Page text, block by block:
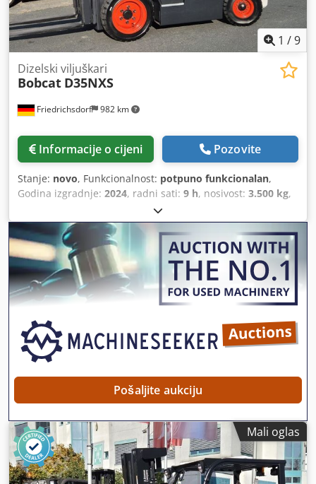
1 /9
Friedrichsdorf 982 km
Dizelski viljuškari
Bobcat D35NXS
Informacije o cijeni Pozovite
Stanje: novo, Funkcionalnost: potpuno funkcionalan,
Godina izgradnje: 2024, radni sati: 9 h, nosivost: 3.500 kg,
, slobodno podizanje:
mm, vrsta goriva:dizel, vrsta jarbola:triplex, građevinska
visina:2.350 mm , snaga: 45 kW (61,18 KS)
, širina nosača
vilica: 1.190 mm, duljina vilica: 1.200 mm, prazna masa:
4.850 kg, ukupna dužina: 2.750 mm , vrsta pogona:Diesel
širina gradnje:1.290 mm ,
Pošaljite aukciju
Mali oglas